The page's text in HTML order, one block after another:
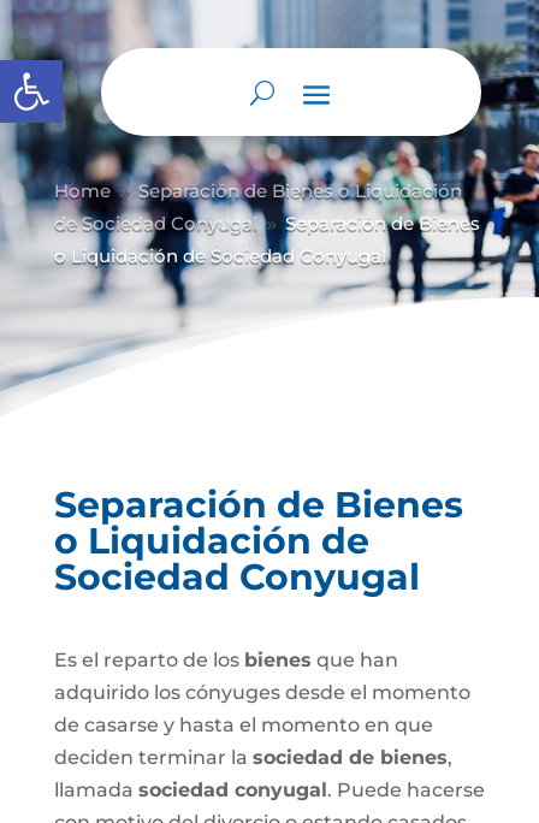
Abrir barra de herramientas
Home 9 Separación de Bienes o Liquidación
de Sociedad Conyugal 9 Separación de Bienes
o Liquidación de Sociedad Conyugal
Separación de Bienes
o Liquidación de
Sociedad Conyugal
Es el reparto de los bienes que han
adquirido los cónyuges desde el momento
de casarse y hasta el momento en que
deciden terminar la sociedad de bienes,
llamada sociedad conyugal. Puede hacerse